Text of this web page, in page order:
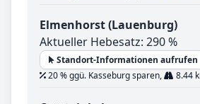
Elmenhorst (Lauenburg)
Aktueller Hebesatz: 290 %
Standort-Informationen aufrufen
20 % ggü. Kasseburg sparen,
8.44